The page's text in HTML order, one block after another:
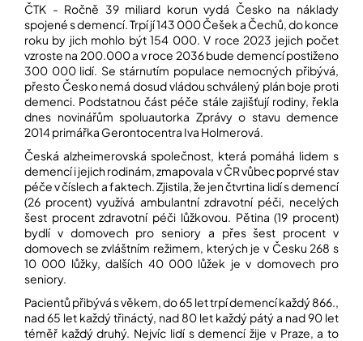
PRO
RADOST
OBJEVUJTE
TVOŘTE
NÁMI
CHYTRÝ
PRŮVODCE
MODERNÍM
SVĚTEM
POZNEJTE
&
ZAŽIJTE,
CO
SE
PRÁVĚ
VAŠE
ČTK - Ročně 39 miliard korun vydá Česko na náklady
spojené s demencí. Trpí jí 143 000 Češek a Čechů, do konce
roku by jich mohlo být 154 000. V roce 2023 jejich počet
vzroste na 200.000 a v roce 2036 bude demencí postiženo
300 000 lidí. Se stárnutím populace nemocných přibývá,
přesto Česko nemá dosud vládou schválený plán boje proti
demenci. Podstatnou část péče stále zajišťují rodiny, řekla
dnes novinářům spoluautorka Zprávy o stavu demence
2014 primářka Gerontocentra Iva Holmerová.
Česká alzheimerovská společnost, která pomáhá lidem s
demencí i jejich rodinám, zmapovala v ČR vůbec poprvé stav
péče v číslech a faktech. Zjistila, že jen čtvrtina lidí s demencí
(26 procent) využívá ambulantní zdravotní péči, necelých
šest procent zdravotní péči lůžkovou. Pětina (19 procent)
bydlí v domovech pro seniory a přes šest procent v
domovech se zvláštním režimem, kterých je v Česku 268 s
10 000 lůžky, dalších 40 000 lůžek je v domovech pro
seniory.
Pacientů přibývá s věkem, do 65 let trpí demencí každý 866.,
nad 65 let každý třináctý, nad 80 let každý pátý a nad 90 let
téměř každý druhý. Nejvíc lidí s demencí žije v Praze, a to
e
b
u
e
e
a
?
HLEDAT